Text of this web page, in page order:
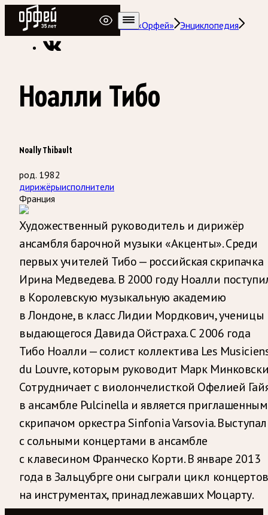
Радио Орфей
Радио классической музыки «Орфей» Энциклопедия
Ноалли Тибо
Noally Thibault
род. 1982
дирижёрыисполнители
Франция
Художественный руководитель и дирижёр
ансамбля барочной музыки «Акценты». Среди
первых учителей Тибо — российская скрипачка
Ирина Медведева. В 2000 году Ноалли
в Королевскую музыкальную академию
в Лондоне, в класс Лидии Мордкович, ученицы
выдающегося Давида Ойстраха. С 2006 года
Тибо Ноалли — солист коллектива Les
du Louvre, которым руководит Марк
Сотрудничает с виолончелисткой Офелией
в ансамбле Pulcinella и является приглашенным
скрипачом оркестра Sinfonia Varsovia. Выступал
с сольными концертами в ансамбле
с клавесином Франческо Корти. В январе 2013
года в Зальцубрге они сыграли цикл концертов
на инструментах, принадлежавших Моцарту.